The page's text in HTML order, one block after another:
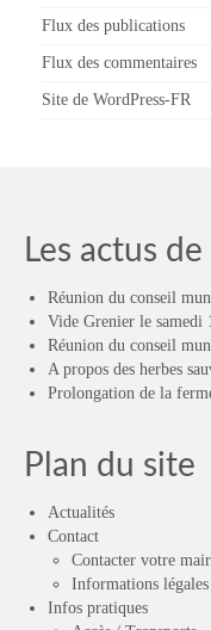
Flux des publications
Flux des commentaires
Site de WordPress-FR
Les actus
Réunion du conseil
Vide Grenier le samedi
Réunion du conseil
A propos des herbes
Prolongation de la
Plan du site
Actualités
Contact
Contacter votre
Informations légales
Infos pratiques